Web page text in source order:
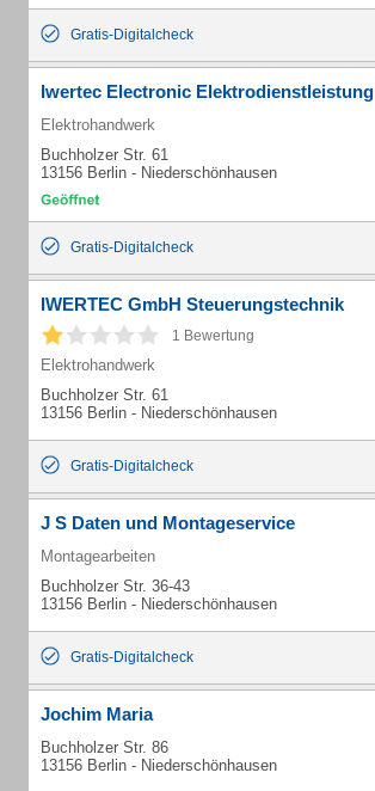
Gratis-Digitalcheck
Iwertec Electronic Elektrodienstleistung
Elektrohandwerk
Buchholzer Str. 61
13156 Berlin - Niederschönhausen
Gratis-Digitalcheck
IWERTEC GmbH Steuerungstechnik
1 Bewertung
Elektrohandwerk
Buchholzer Str. 61
13156 Berlin - Niederschönhausen
Gratis-Digitalcheck
J S Daten und Montageservice
Montagearbeiten
Buchholzer Str. 36-43
13156 Berlin - Niederschönhausen
Gratis-Digitalcheck
Jochim Maria
Buchholzer Str. 86
13156 Berlin - Niederschönhausen